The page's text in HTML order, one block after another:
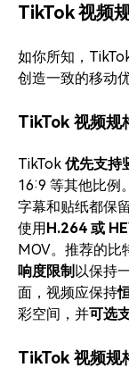
TikTok 视频
如你所知，
创造一致的移动
TikTok 视频规
TikTok 优先支持
16:9 等其他比例
字幕和贴纸都保
使用H.264 或
MOV。推荐的比
响度限制 以保持
面，视频应保持
彩空间，并可选
TikTok 视频规